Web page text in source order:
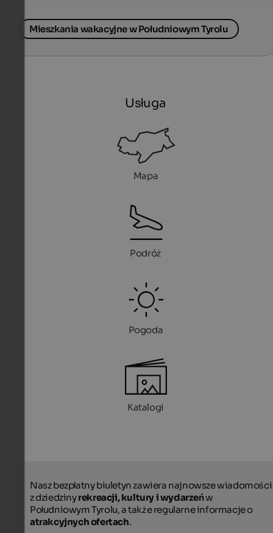
Mieszkania wakacyjne w Południowym Tyrolu
Usługa
Mapa
Podróż
Pogoda
Katalogi
Nasz bezpłatny biuletyn zawiera najnowsze wiadomości
z dziedzinyrekreacji, kultury i wydarzeńw
Południowym Tyrolu, a także regularne informacje o
atrakcyjnych ofertach.